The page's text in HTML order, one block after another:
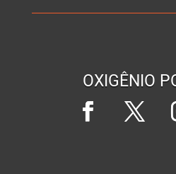
OXIGÊNIO